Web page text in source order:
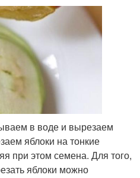
в воде и вырезаем
яблоки на тонкие
при этом семена. Для того,
яблоки можно